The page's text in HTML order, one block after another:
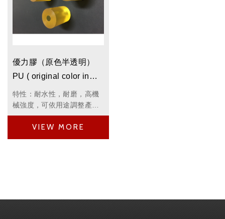
優力膠（原色半透明）
PU ( original color in
translucency )
特性：耐水性，耐磨，高機
械強度，可依用途調整產品
硬度，具有高度彈性，吸震
度好，不傷機具，是種良好
的防撞轉助基材。